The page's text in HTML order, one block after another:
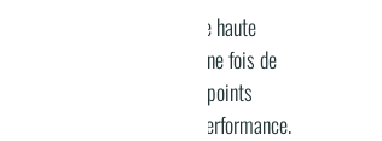
, une unité de haute
MACPI confirme une fois de
leurs points
termes d'efficacité et de performance.